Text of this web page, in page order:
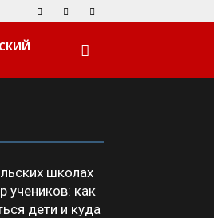
школах
учеников: как
дети и куда